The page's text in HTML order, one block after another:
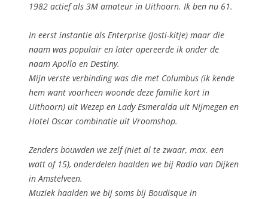
1982 actief als 3M amateur in Uithoorn. Ik ben nu 61.
In eerst instantie als Enterprise (Josti-kitje) maar die
naam was populair en later opereerde ik onder de
naam Apollo en Destiny.
Mijn verste verbinding was die met Columbus (ik kende
hem want voorheen woonde deze familie kort in
Uithoorn) uit Wezep en Lady Esmeralda uit Nijmegen en
Hotel Oscar combinatie uit Vroomshop.
Zenders bouwden we zelf (niet al te zwaar, max. een
watt of 15), onderdelen haalden we bij Radio van Dijken
in Amstelveen.
Muziek haalden we bij soms bij Boudisque in